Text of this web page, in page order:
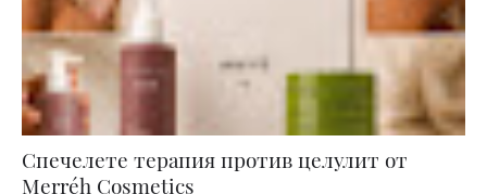
Спечелете терапия против целулит от
Merréh Cosmetics